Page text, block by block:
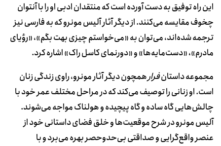
این راه توفیق به دست آورده است که منتقدان ادبی او را با آنتوان
چخوف مقایسه می‌کنند. از دیگر آثار آلیس مونرو که به فارسی نیز
ترجمه شده‌اند، می‌توان به «می‌خواستم چیزی بهت بگم»، «رؤیای
مادرم»، «دست‌مایه‌ها» و «دورنمای کاسل راک» اشاره کرد.
مجموعه داستانفرارهمچون دیگر آثار مونرو، راوی زندگی زنان
است. او زنانی را توصیف می‌کند که در مراحل مختلف عمر خود با
چالش‌هایی گاه ساده و گاه پیچیده و هولناک مواجه می‌شوند.
آلیس مونرو در شرح موقعیت‌ها و خلق فضای داستانی خود از
عنصر واقع‌گرایی و صداقتی بی‌حدوحصر بهره می‌برد و با